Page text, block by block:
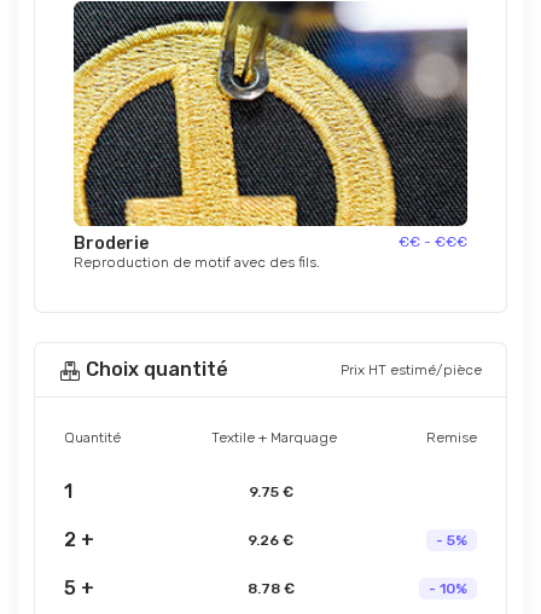
Broderie
€€ - €€€
Reproduction de motif avec des fils.
Choix quantité Prix HT estimé/pièce
Quantité Textile + Marquage Remise
1 9.75 €
2 + 9.26 € - 5%
5 + 8.78 € - 10%